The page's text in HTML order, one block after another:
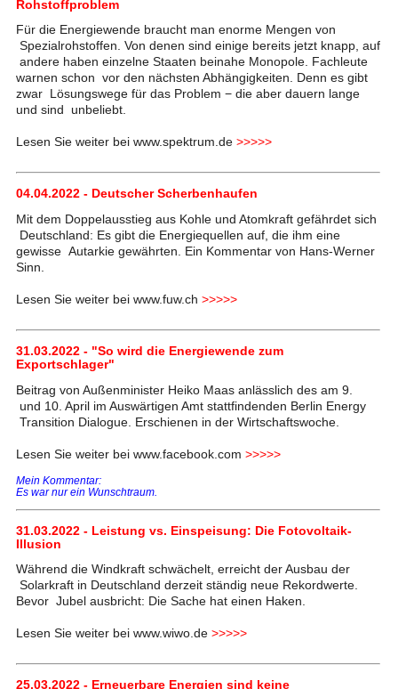
Rohstoffproblem
Für die Energiewende braucht man enorme Mengen von
Spezialrohstoffen. Von denen sind einige bereits jetzt knapp, auf
andere haben einzelne Staaten beinahe Monopole. Fachleute
warnen schon vor den nächsten Abhängigkeiten. Denn es gibt
zwar Lösungswege für das Problem − die aber dauern lange
und sind unbeliebt.
Lesen Sie weiter bei www.spektrum.de >>>>>
04.04.2022 - Deutscher Scherbenhaufen
Mit dem Doppelausstieg aus Kohle und Atomkraft gefährdet sich
Deutschland: Es gibt die Energiequellen auf, die ihm eine
gewisse Autarkie gewährten. Ein Kommentar von Hans-Werner
Sinn.
Lesen Sie weiter bei www.fuw.ch >>>>>
31.03.2022 - "So wird die Energiewende zum
Exportschlager"
Beitrag von Außenminister Heiko Maas anlässlich des am 9.
und 10. April im Auswärtigen Amt stattfindenden Berlin Energy
Transition Dialogue. Erschienen in der Wirtschaftswoche.
Lesen Sie weiter bei www.facebook.com >>>>>
Mein Kommentar:
Es war nur ein Wunschtraum.
31.03.2022 - Leistung vs. Einspeisung: Die Fotovoltaik-
Illusion
Während die Windkraft schwächelt, erreicht der Ausbau der
Solarkraft in Deutschland derzeit ständig neue Rekordwerte.
Bevor Jubel ausbricht: Die Sache hat einen Haken.
Lesen Sie weiter bei www.wiwo.de >>>>>
25.03.2022 - Erneuerbare Energien sind keine